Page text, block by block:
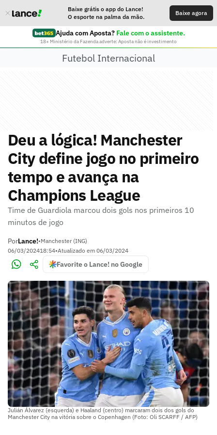
Baixe grátis o app do Lance!
O esporte na palma da mão.
Baixe agora
Ajuda com Aposta? Fale com o assistente.
18+ Ministério da Fazenda adverte: Aposta não é investimento
Futebol Internacional
Deu a lógica! Manchester
City define jogo no primeiro
tempo e avança na
Champions League
Time de Guardiola marcou dois gols nos primeiros 10
minutos de jogo
PorLance!•Manchester (ING)
06/03/202418:54•Atualizado em 06/03/2024
Favorite o Lance! no Google
Julián Álvarez (esquerda) e Haaland (centro) marcaram dois dos gols do
Manchester City na vitória sobre o Copenhagen (Foto: Oli SCARFF / AFP)